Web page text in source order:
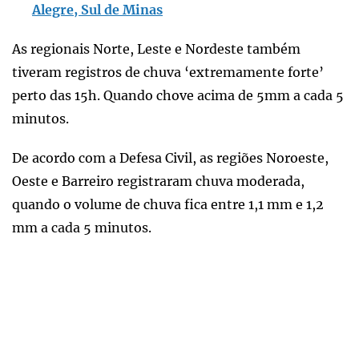
Alegre, Sul de Minas
As regionais Norte, Leste e Nordeste também
tiveram registros de chuva ‘extremamente forte’
perto das 15h. Quando chove acima de 5mm a cada 5
minutos.
De acordo com a Defesa Civil, as regiões Noroeste,
Oeste e Barreiro registraram chuva moderada,
quando o volume de chuva fica entre 1,1 mm e 1,2
mm a cada 5 minutos.